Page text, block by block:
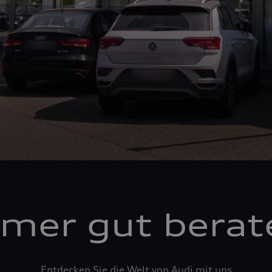
gut
Entdecken Sie die Welt von Audi mit uns